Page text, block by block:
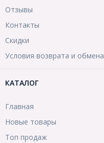
Отзывы
Контакты
Скидки
Условия возврата и обмена
КАТАЛОГ
Главная
Новые товары
Топ продаж